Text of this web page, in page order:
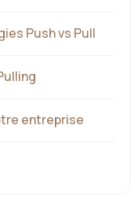
Push vs Pull
entreprise